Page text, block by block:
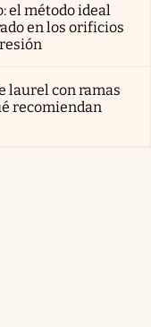
el método ideal
en los orificios
laurel con ramas
recomiendan